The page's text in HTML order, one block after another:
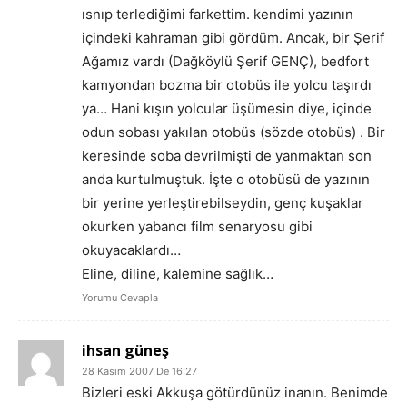
ısnıp terlediğimi farkettim. kendimi yazının
içindeki kahraman gibi gördüm. Ancak, bir Şerif
Ağamız vardı (Dağköylü Şerif GENÇ), bedfort
kamyondan bozma bir otobüs ile yolcu taşırdı
ya… Hani kışın yolcular üşümesin diye, içinde
odun sobası yakılan otobüs (sözde otobüs) . Bir
keresinde soba devrilmişti de yanmaktan son
anda kurtulmuştuk. İşte o otobüsü de yazının
bir yerine yerleştirebilseydin, genç kuşaklar
okurken yabancı film senaryosu gibi
okuyacaklardı…
Eline, diline, kalemine sağlık…
Yorumu Cevapla
ihsan güneş
28 Kasım 2007 De 16:27
Bizleri eski Akkuşa götürdünüz inanın. Benimde